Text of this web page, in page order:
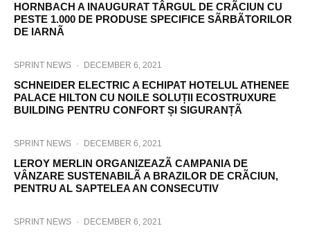
HORNBACH A INAUGURAT TÂRGUL DE CRÃCIUN CU
PESTE 1.000 DE PRODUSE SPECIFICE SÃRBÃTORILOR
DE IARNÃ
SPRINT NEWS · DECEMBER 6, 2021
SCHNEIDER ELECTRIC A ECHIPAT HOTELUL ATHENEE
PALACE HILTON CU NOILE SOLUȚII ECOSTRUXURE
BUILDING PENTRU CONFORT ȘI SIGURANȚÃ
SPRINT NEWS · DECEMBER 6, 2021
LEROY MERLIN ORGANIZEAZÃ CAMPANIA DE
VÂNZARE SUSTENABILÃ A BRAZILOR DE CRÃCIUN,
PENTRU AL SAPTELEA AN CONSECUTIV
SPRINT NEWS · DECEMBER 6, 2021